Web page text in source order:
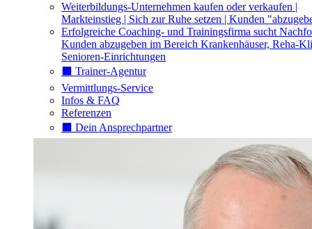
Weiterbildungs-Unternehmen kaufen oder verkaufen |
Markteinstieg | Sich zur Ruhe setzen | Kunden
Erfolgreiche Coaching- und Trainingsfirma sucht
Kunden abzugeben im Bereich Krankenhäuser, Reha-
Senioren-Einrichtungen
⬛️ Trainer-Agentur
Vermittlungs-Service
Infos & FAQ
Referenzen
⬛️ Dein Ansprechpartner